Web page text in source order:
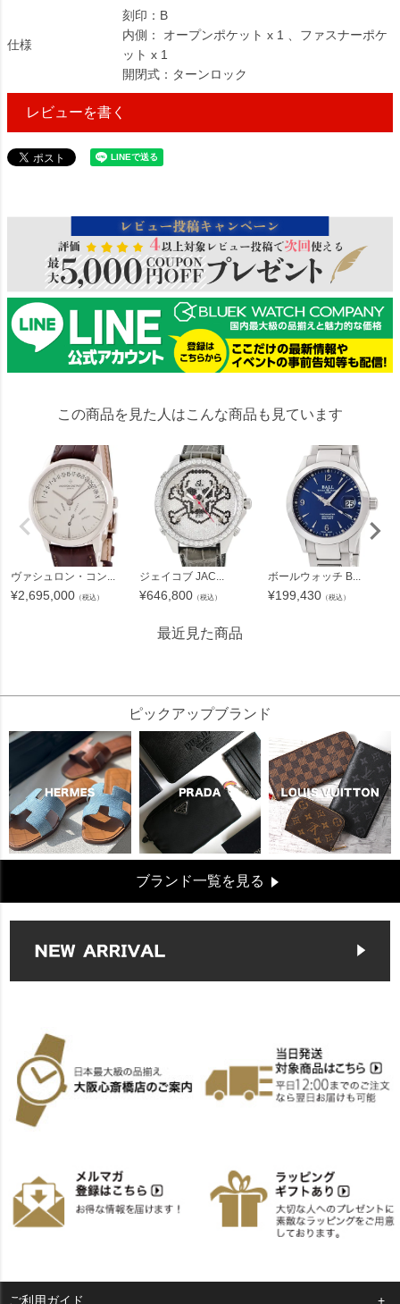
仕様
刻印：B
内側： オープンポケット x 1 、ファスナーポケ
ット x 1
開閉式：ターンロック
レビューを書く
この商品を見た人はこんな商品も見ています
ヴァシュロン・コン...
¥2,695,000 （税込）
ジェイコブ JAC...
¥646,800 （税込）
ボールウォッチ B...
¥199,430 （税込）
最近見た商品
ピックアップブランド
ブランド一覧を見る
ご利用ガイド